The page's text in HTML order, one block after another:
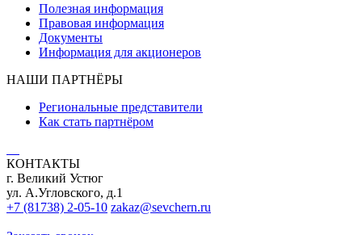
Полезная информация
Правовая информация
Документы
Информация для акционеров
НАШИ ПАРТНЁРЫ
Региональные представители
Как стать партнёром
КОНТАКТЫ
г. Великий Устюг
ул. А.Угловского, д.1
+7 (81738) 2-05-10 zakaz@sevchern.ru